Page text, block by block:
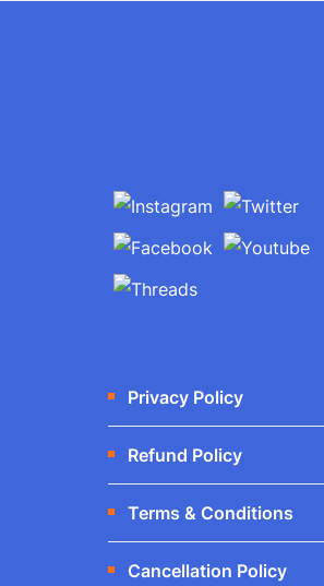
Privacy Policy
Refund Policy
Terms & Conditions
Cancellation Policy